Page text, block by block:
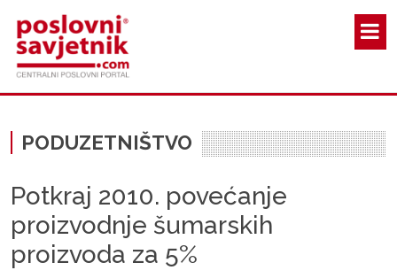
PODUZETNIŠTVO
Potkraj 2010. povećanje
proizvodnje šumarskih
proizvoda za 5%